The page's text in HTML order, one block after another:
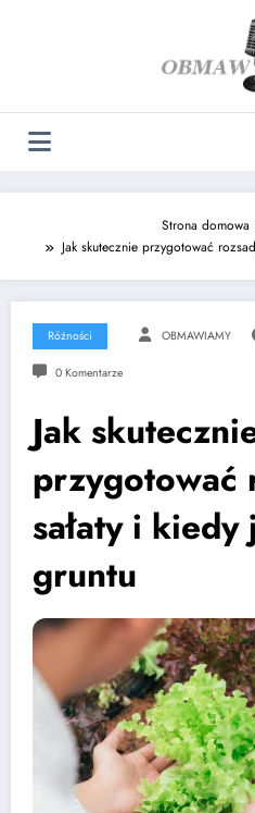
Strona domowa
Jak skutecznie przygotować
Różności OBMAWIAMY
0 Komentarze
Jak
przygotować
sałaty i
gruntu